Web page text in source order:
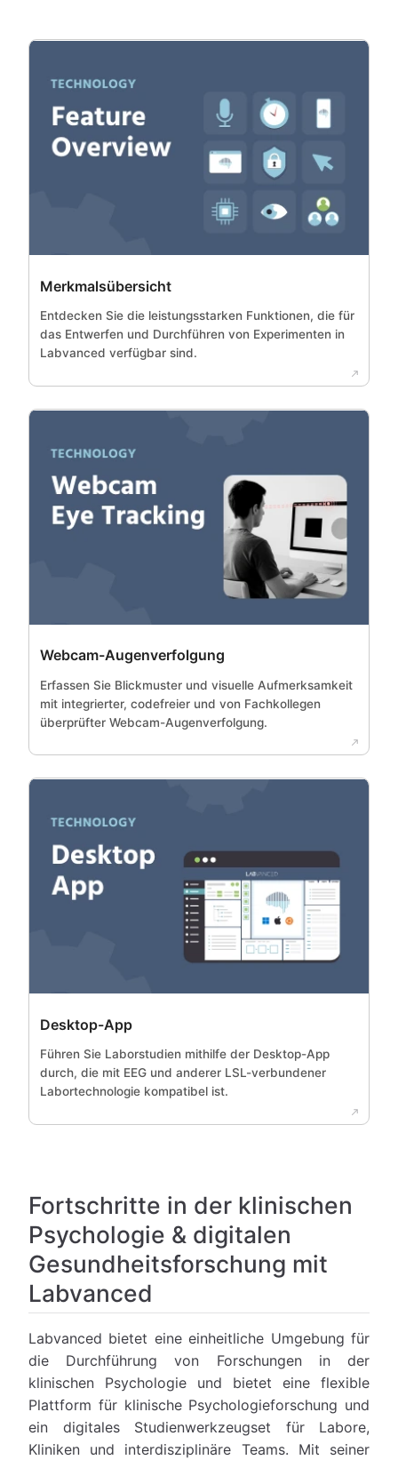
Merkmalsübersicht
Entdecken Sie die leistungsstarken Funktionen, die für
das Entwerfen und Durchführen von Experimenten in
Labvanced verfügbar sind.
Webcam-Augenverfolgung
Erfassen Sie Blickmuster und visuelle Aufmerksamkeit
mit integrierter, codefreier und von Fachkollegen
überprüfter Webcam-Augenverfolgung.
Desktop-App
Führen Sie Laborstudien mithilfe der Desktop-App
durch, die mit EEG und anderer LSL-verbundener
Labortechnologie kompatibel ist.
Fortschritte in der klinischen
Psychologie & digitalen
Gesundheitsforschung mit
Labvanced
Labvanced bietet eine einheitliche Umgebung für
die Durchführung von Forschungen in der
klinischen Psychologie und bietet eine flexible
Plattform für klinische Psychologieforschung und
ein digitales Studienwerkzeugset für Labore,
Kliniken und interdisziplinäre Teams. Mit seiner